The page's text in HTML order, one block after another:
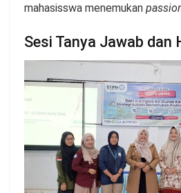
mahasisswa menemukan
Sesi Tanya Jawab dan